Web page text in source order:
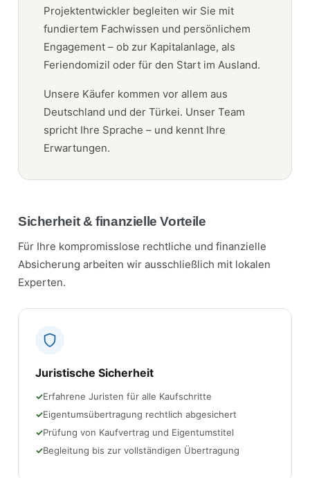
Projektentwickler begleiten wir Sie mit
fundiertem Fachwissen und persönlichem
Engagement – ob zur Kapitalanlage, als
Feriendomizil oder für den Start im Ausland.
Unsere Käufer kommen vor allem aus
Deutschland und der Türkei. Unser Team
spricht Ihre Sprache – und kennt Ihre
Erwartungen.
Sicherheit & finanzielle Vorteile
Für Ihre kompromisslose rechtliche und finanzielle
Absicherung arbeiten wir ausschließlich mit lokalen
Experten.
Juristische Sicherheit
Erfahrene Juristen für alle Kaufschritte
Eigentumsübertragung rechtlich abgesichert
Prüfung von Kaufvertrag und Eigentumstitel
Begleitung bis zur vollständigen Übertragung